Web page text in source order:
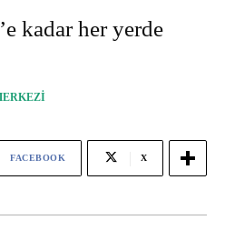
kadar her yerde
FACEBOOK X